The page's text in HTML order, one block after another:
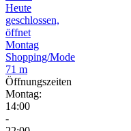
Heute
geschlossen,
öffnet
Montag
Shopping/Mode
71 m
Öffnungszeiten
Montag:
14:00
-